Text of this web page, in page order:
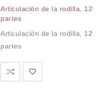
Articulación de la rodilla, 12
partes
Articulación de la rodilla, 12
partes